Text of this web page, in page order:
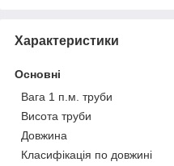
Характеристики
Основні
Вага 1 п.м. труби
Висота труби
Довжина
Класифікація по довжині